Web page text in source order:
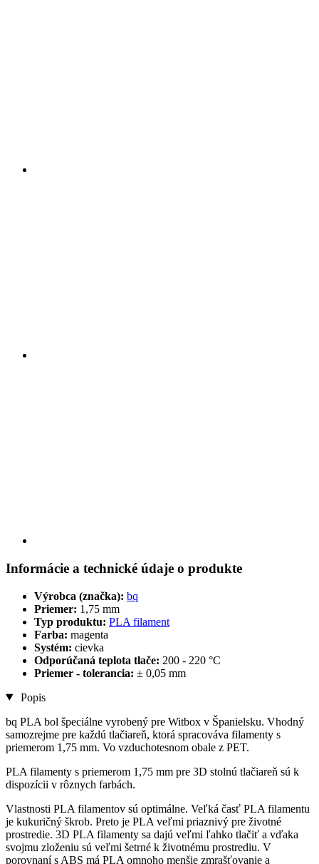
Informácie a technické údaje o produkte
Výrobca (značka): bq
Priemer: 1,75 mm
Typ produktu: PLA filament
Farba: magenta
Systém: cievka
Odporúčaná teplota tlače: 200 - 220 °C
Priemer - tolerancia: ± 0,05 mm
Popis
bq PLA bol špeciálne vyrobený pre Witbox v Španielsku. Vhodný
samozrejme pre každú tlačiareň, ktorá spracováva filamenty s
priemerom 1,75 mm. Vo vzduchotesnom obale z PET.
PLA filamenty s priemerom 1,75 mm pre 3D stolnú tlačiareň sú k
dispozícii v rôznych farbách.
Vlastnosti PLA filamentov sú optimálne. Veľká časť PLA filamentu
je kukuričný škrob. Preto je PLA veľmi priaznivý pre životné
prostredie. 3D PLA filamenty sa dajú veľmi ľahko tlačiť a vďaka
svojmu zloženiu sú veľmi šetrné k životnému prostrediu. V
porovnaní s ABS má PLA omnoho menšie zmrašťovanie a